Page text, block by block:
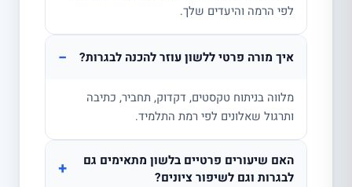
לפי הרמה והיעדים שלך.
איך מורה פרטי ללשון עוזר להכנה לבגרות? −
מלווה בניתוח טקסטים, דקדוק, תחביר, כתיבה
ותרגול שאלונים לפי רמת התלמיד.
האם שיעורים פרטיים בלשון מתאימים גם
לבגרות וגם לשיפור ציונים?
+